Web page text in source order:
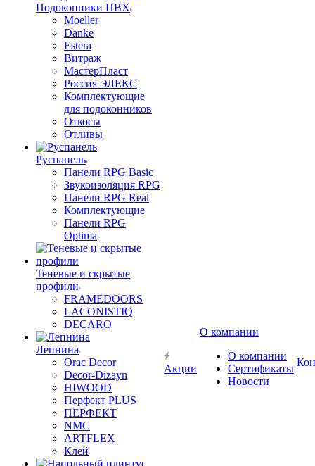
Подоконники ПВХ
Moeller
Danke
Estera
Витраж
МастерПласт
Россия ЭЛЕКС
Комплектующие
для подоконников
Откосы
Отливы
Руспанель
Панели RPG Basic
Звукоизоляция RPG
Панели RPG Real
Комплектующие
Панели RPG
Optima
Теневые и скрытые
профили
FRAMEDOORS
LACONISTIQ
DECARO
Лепнина
Orac Decor
Decor-Dizayn
HIWOOD
Перфект PLUS
ПЕРФЕКТ
NMC
ARTFLEX
Клей
Акции
О компании
О компании
Сертификаты
Новости